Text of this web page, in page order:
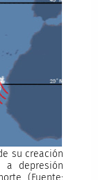
su creación
a depresión